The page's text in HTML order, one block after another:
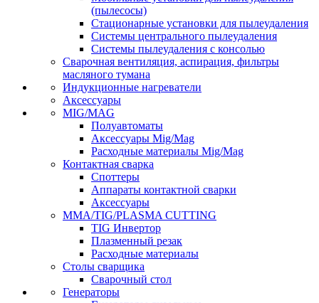
(пылесосы)
Стационарные установки для пылеудаления
Системы центрального пылеудаления
Системы пылеудаления с консолью
Сварочная вентиляция, аспирация, фильтры
масляного тумана
Индукционные нагреватели
Аксессуары
MIG/MAG
Полуавтоматы
Аксессуары Mig/Mag
Расходные материалы Mig/Mag
Контактная сварка
Споттеры
Аппараты контактной сварки
Аксессуары
MMA/TIG/PLASMA CUTTING
TIG Инвертор
Плазменный резак
Расходные материалы
Столы сварщика
Сварочный стол
Генераторы